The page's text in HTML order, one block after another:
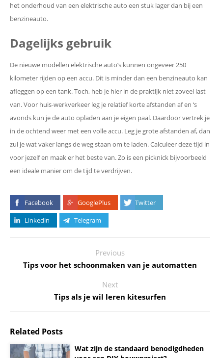
het onderhoud van een elektrische auto een stuk lager dan bij een
benzineauto.
Dagelijks gebruik
De nieuwe modellen elektrische auto’s kunnen ongeveer 250
kilometer rijden op een accu. Dit is minder dan een benzineauto kan
afleggen op een tank. Toch, heb je hier in de praktijk niet zoveel last
van. Voor huis-werkverkeer leg je relatief korte afstanden af en ‘s
avonds kun je de auto opladen aan je eigen paal. Daardoor vertrek je
in de ochtend weer met een volle accu. Leg je grote afstanden af, dan
zul je wat vaker langs de weg staan om te laden. Calculeer deze tijd in
voor jezelf en maak er het beste van. Zo is een picknick bijvoorbeeld
een ideale manier om de tijd te verdrijven.
Facebook GooglePlus
Twitter
Linkedin
Telegram
Previous
Tips voor het schoonmaken van je automatten
Next
Tips als je wil leren kitesurfen
Related Posts
Wat zijn de standaard benodigdheden